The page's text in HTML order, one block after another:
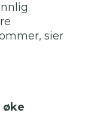
sier
øke